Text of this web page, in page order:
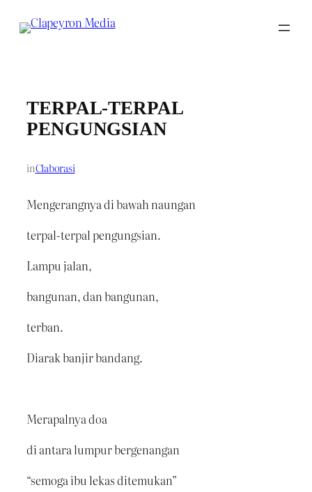
TERPAL-TERPAL
PENGUNGSIAN
inClaborasi
Mengerangnya di bawah naungan
terpal-terpal pengungsian.
Lampu jalan,
bangunan, dan bangunan,
terban.
Diarak banjir bandang.
Merapalnya doa
di antara lumpur bergenangan
“semoga ibu lekas ditemukan”